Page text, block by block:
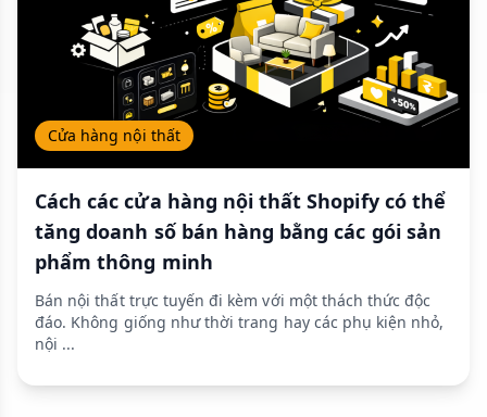
Cửa hàng nội thất
Cách các cửa hàng nội thất Shopify có thể
tăng doanh số bán hàng bằng các gói sản
phẩm thông minh
Bán nội thất trực tuyến đi kèm với một thách thức độc
đáo. Không giống như thời trang hay các phụ kiện nhỏ,
nội ...